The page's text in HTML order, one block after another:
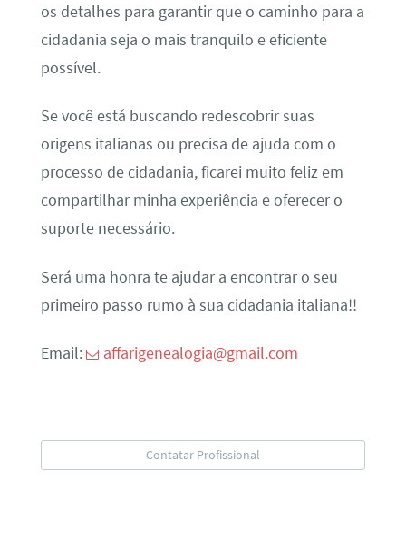
os detalhes para garantir que o caminho para a
cidadania seja o mais tranquilo e eficiente
possível.
Se você está buscando redescobrir suas
origens italianas ou precisa de ajuda com o
processo de cidadania, ficarei muito feliz em
compartilhar minha experiência e oferecer o
suporte necessário.
Será uma honra te ajudar a encontrar o seu
primeiro passo rumo à sua cidadania italiana!!
Email: affarigenealogia@gmail.com